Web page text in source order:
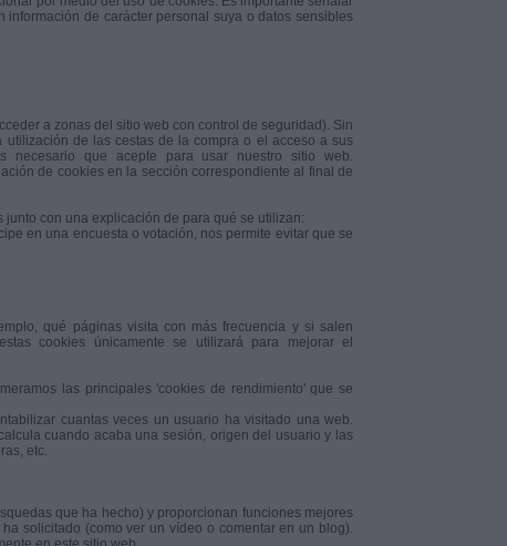
de carácter personal suya o datos sensibles
a zonas del sitio web con control de seguridad). Sin
de las cestas de la compra o el acceso a sus
necesario que acepte para usar nuestro sitio web.
de cookies en la sección correspondiente al final de
con una explicación de para qué se utilizan:
en una encuesta o votación, nos permite evitar que se
qué páginas visita con más frecuencia y si salen
cookies únicamente se utilizará para mejorar el
las principales 'cookies de rendimiento' que se
cuantas veces un usuario ha visitado una web.
cuando acaba una sesión, origen del usuario y las
etc.
que ha hecho) y proporcionan funciones mejores
solicitado (como ver un vídeo o comentar en un blog).